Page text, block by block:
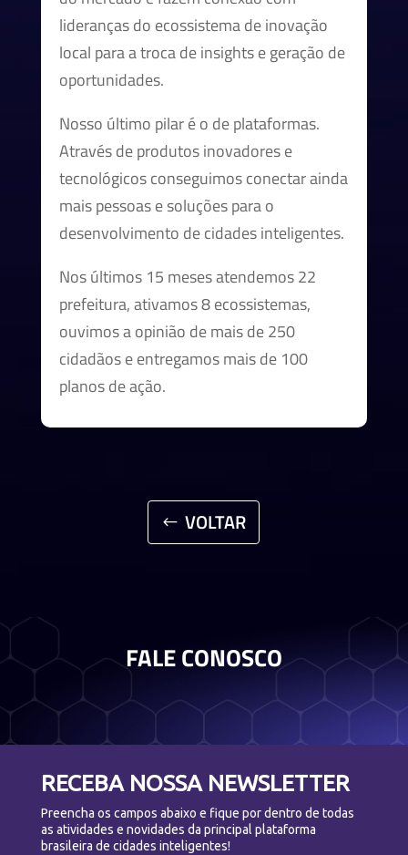
lideranças do ecossistema de inovação
local para a troca de insights e geração de
oportunidades.
Nosso último pilar é o de plataformas.
Através de produtos inovadores e
tecnológicos conseguimos conectar ainda
mais pessoas e soluções para o
desenvolvimento de cidades inteligentes.
Nos últimos 15 meses atendemos 22
prefeitura, ativamos 8 ecossistemas,
ouvimos a opinião de mais de 250
cidadãos e entregamos mais de 100
planos de ação.
VOLTAR
FALE CONOSCO
RECEBA NOSSA NEWSLETTER
Preencha os campos abaixo e fique por dentro de todas
as atividades e novidades da principal plataforma
brasileira de cidades inteligentes!